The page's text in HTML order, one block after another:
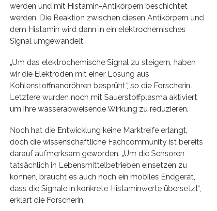
werden und mit Histamin-Antikörpern beschichtet
werden. Die Reaktion zwischen diesen Antikörpern und
dem Histamin wird dann in ein elektrochemisches
Signal umgewandelt.
„Um das elektrochemische Signal zu steigern, haben
wir die Elektroden mit einer Lösung aus
Kohlenstoffnanoröhren besprüht“, so die Forscherin.
Letztere wurden noch mit Sauerstoffplasma aktiviert,
um ihre wasserabweisende Wirkung zu reduzieren.
Noch hat die Entwicklung keine Marktreife erlangt,
doch die wissenschaftliche Fachcommunity ist bereits
darauf aufmerksam geworden. „Um die Sensoren
tatsächlich in Lebensmittelbetrieben einsetzen zu
können, braucht es auch noch ein mobiles Endgerät,
dass die Signale in konkrete Histaminwerte übersetzt“,
erklärt die Forscherin.